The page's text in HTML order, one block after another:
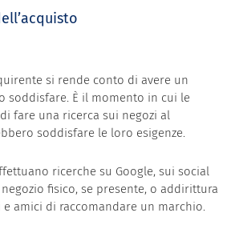
si rende conto di avere un
soddisfare. È il momento in cui le
fare una ricerca sui negozi al
soddisfare le loro esigenze.
ricerche su Google, sui social
fisico, se presente, o addirittura
amici di raccomandare un marchio.